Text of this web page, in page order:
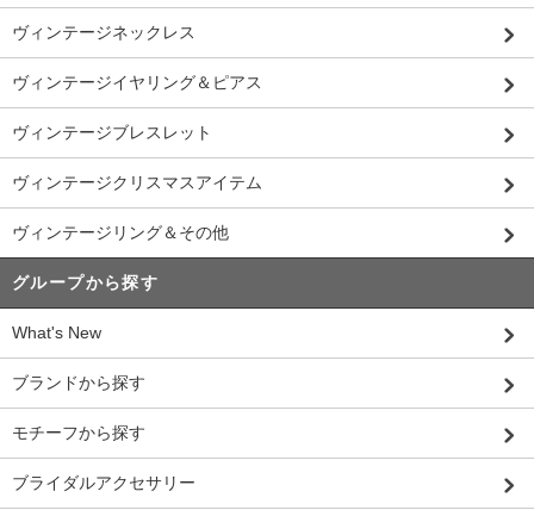
ヴィンテージネックレス
ヴィンテージイヤリング＆ピアス
ヴィンテージブレスレット
ヴィンテージクリスマスアイテム
ヴィンテージリング＆その他
グループから探す
What's New
ブランドから探す
モチーフから探す
ブライダルアクセサリー